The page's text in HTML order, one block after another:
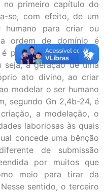
no primeiro capítulo do
se, com efeito, de um
humano para criar ou
ordem de domínio é
primeiro associada ao
seja, à geração de uma
ato divino, ao criar
modelar o ser humano
segundo Gn 2,4b-24, é
a modelação, o
laboriosas às quais
concede uma bênção
de submissão
por muitos que
meio para tirar da
sentido, o terceiro